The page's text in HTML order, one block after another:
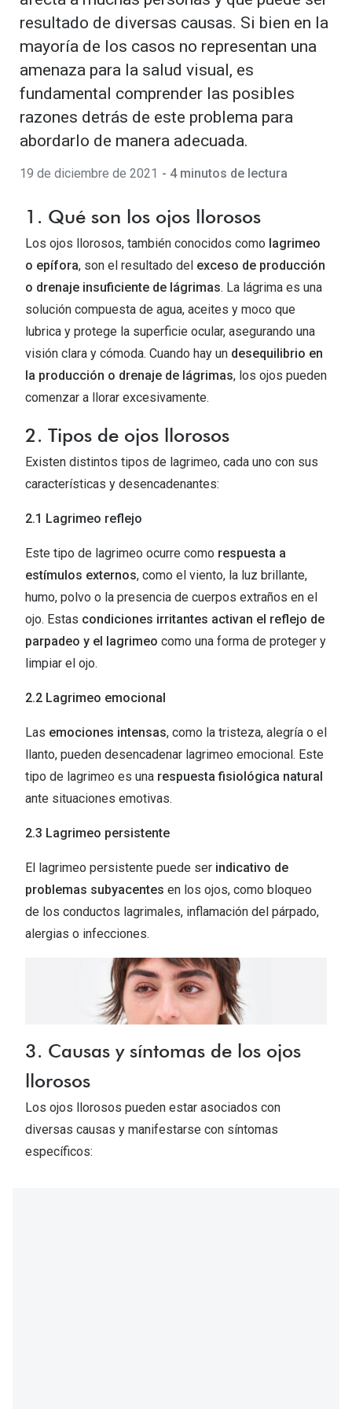
Gafas de sol con probador virtual
Marcas
Ray-Ban
Oakley
Prada
Dolce & Gabbana
Arnette
Vogue
Persol
Michael Kors
Ver todas las marcas
Formas y Colores
Gafas de Sol Cuadradas
Gafas de Sol Aviador
Gafas de Sol Ojo de Gato - Cat Eye
Gafas de Sol Redondas
Gafas de Sol Negras
Gafas de Sol Transparentes
Iconicos
Consejos
Cristales Transitions
Guía de gafas para la forma de tu cara
Lentillas
Lágrimas
Marcas
Air Optix
Precision
Total 30
Lentillas
Lentillas
resultado de diversas causas. Si bien en la
mayoría de los casos no representan una
amenaza para la salud visual, es
fundamental comprender las posibles
razones detrás de este problema para
abordarlo de manera adecuada.
19 de diciembre de 2021 - 4 minutos de lectura
1. Qué son los ojos llorosos
Los ojos llorosos, también conocidos como lagrimeo
o epífora, son el resultado del exceso de producción
o drenaje insuficiente de lágrimas. La lágrima es una
solución compuesta de agua, aceites y moco que
lubrica y protege la superficie ocular, asegurando una
visión clara y cómoda. Cuando hay un desequilibrio en
la producción o drenaje de lágrimas, los ojos pueden
comenzar a llorar excesivamente.
2. Tipos de ojos llorosos
Existen distintos tipos de lagrimeo, cada uno con sus
características y desencadenantes:
2.1 Lagrimeo reflejo
Este tipo de lagrimeo ocurre como respuesta a
estímulos externos, como el viento, la luz brillante,
humo, polvo o la presencia de cuerpos extraños en el
ojo. Estas condiciones irritantes activan el reflejo de
parpadeo y el lagrimeo como una forma de proteger y
limpiar el ojo.
2.2 Lagrimeo emocional
Las emociones intensas, como la tristeza, alegría o el
llanto, pueden desencadenar lagrimeo emocional. Este
tipo de lagrimeo es una respuesta fisiológica natural
ante situaciones emotivas.
2.3 Lagrimeo persistente
El lagrimeo persistente puede ser indicativo de
problemas subyacentes en los ojos, como bloqueo
de los conductos lagrimales, inflamación del párpado,
alergias o infecciones.
3. Causas y síntomas de los ojos
llorosos
Los ojos llorosos pueden estar asociados con
diversas causas y manifestarse con síntomas
específicos: